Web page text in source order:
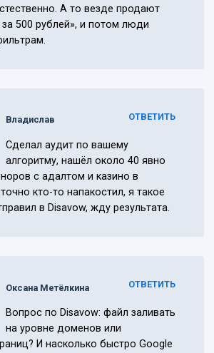
А то везде продают
500 рублей», и потом люди
ОТВЕТИТЬ
Владислав
Сделал аудит по вашему
алгоритму, нашёл около 40 явно
с адалтом и казино в
кто-то напакостил, я такое
в Disavow, жду результата.
ОТВЕТИТЬ
Оксана Метёлкина
Вопрос по Disavow: файл заливать
на уровне доменов или
И насколько быстро Google